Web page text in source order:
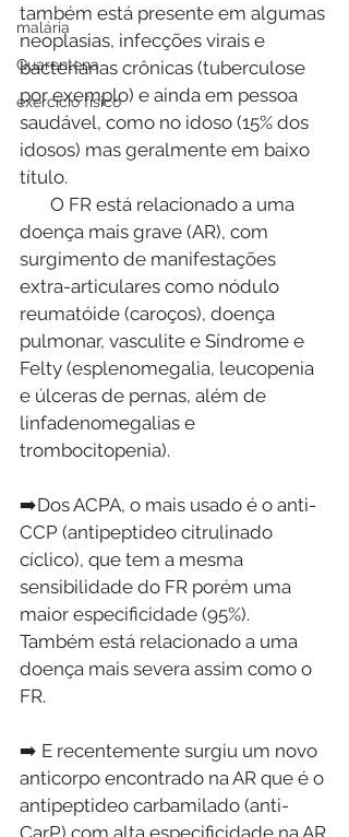
malária
Quarentena
exercício físico
também está presente em algumas
neoplasias, infecções virais e
bacterianas crônicas (tuberculose
por exemplo) e ainda em pessoa
saudável, como no idoso (15% dos
idosos) mas geralmente em baixo
título.
doença mais grave (AR), com
surgimento de manifestações
extra-articulares como nódulo
reumatóide (caroços), doença
pulmonar, vasculite e Síndrome e
Felty (esplenomegalia, leucopenia
e úlceras de pernas, além de
linfadenomegalias e
trombocitopenia).
➡️Dos ACPA, o mais usado é o anti-
CCP (antipeptideo citrulinado
cíclico), que tem a mesma
sensibilidade do FR porém uma
maior especificidade (95%).
Também está relacionado a uma
doença mais severa assim como o
FR.
➡️ E recentemente surgiu um novo
anticorpo encontrado na AR que é o
antipeptideo carbamilado (anti-